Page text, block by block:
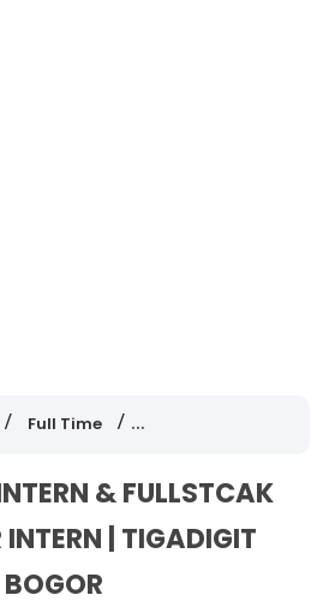
Full Time Lowongan Kerja
& FULLSTCAK
INTERN | TIGADIGIT
BOGOR